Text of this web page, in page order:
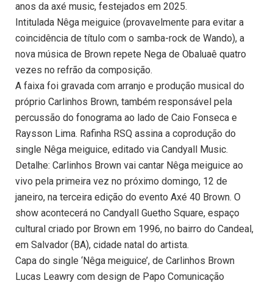
anos da axé music, festejados em 2025.
Intitulada Nêga meiguice (provavelmente para evitar a
coincidência de título com o samba-rock de Wando), a
nova música de Brown repete Nega de Obaluaê quatro
vezes no refrão da composição.
A faixa foi gravada com arranjo e produção musical do
próprio Carlinhos Brown, também responsável pela
percussão do fonograma ao lado de Caio Fonseca e
Raysson Lima. Rafinha RSQ assina a coprodução do
single Nêga meiguice, editado via Candyall Music.
Detalhe: Carlinhos Brown vai cantar Nêga meiguice ao
vivo pela primeira vez no próximo domingo, 12 de
janeiro, na terceira edição do evento Axé 40 Brown. O
show acontecerá no Candyall Guetho Square, espaço
cultural criado por Brown em 1996, no bairro do Candeal,
em Salvador (BA), cidade natal do artista.
Capa do single ‘Nêga meiguice’, de Carlinhos Brown
Lucas Leawry com design de Papo Comunicação